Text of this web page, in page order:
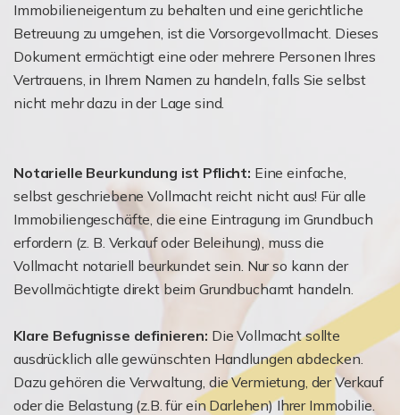
Immobilieneigentum zu behalten und eine gerichtliche
Betreuung zu umgehen, ist die Vorsorgevollmacht. Dieses
Dokument ermächtigt eine oder mehrere Personen Ihres
Vertrauens, in Ihrem Namen zu handeln, falls Sie selbst
nicht mehr dazu in der Lage sind.
Notarielle Beurkundung ist Pflicht: Eine einfache,
selbst geschriebene Vollmacht reicht nicht aus! Für alle
Immobiliengeschäfte, die eine Eintragung im Grundbuch
erfordern (z. B. Verkauf oder Beleihung), muss die
Vollmacht notariell beurkundet sein. Nur so kann der
Bevollmächtigte direkt beim Grundbuchamt handeln.
Klare Befugnisse definieren: Die Vollmacht sollte
ausdrücklich alle gewünschten Handlungen abdecken.
Dazu gehören die Verwaltung, die Vermietung, der Verkauf
oder die Belastung (z.B. für ein Darlehen) Ihrer Immobilie.